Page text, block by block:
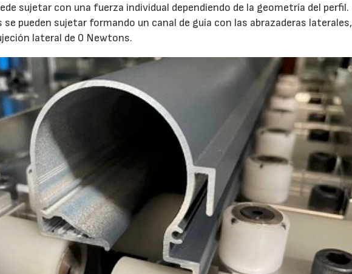
sujetar con una fuerza individual dependiendo de la geometría del perfil.
pueden sujetar formando un canal de guía con las abrazaderas laterales,
lateral de 0 Newtons.